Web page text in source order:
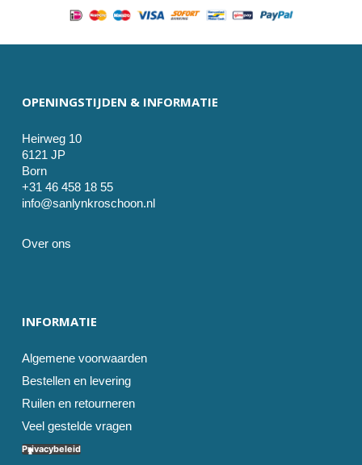
OPENINGSTIJDEN & INFORMATIE
Heirweg 10
6121 JP
Born
+31 46 458 18 55
info@sanlynkroschoon.nl
Over ons
INFORMATIE
Algemene voorwaarden
Bestellen en levering
Ruilen en retourneren
Veel gestelde vragen
Privacybeleid